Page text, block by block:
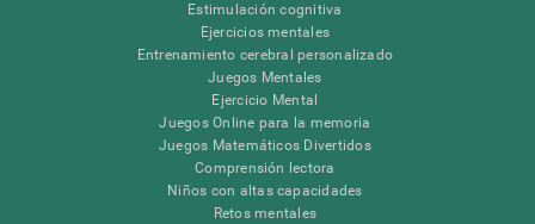
Estimulación cognitiva
Ejercicios mentales
Entrenamiento cerebral personalizado
Juegos Mentales
Ejercicio Mental
Juegos Online para la memoria
Juegos Matemáticos Divertidos
Comprensión lectora
Niños con altas capacidades
Retos mentales